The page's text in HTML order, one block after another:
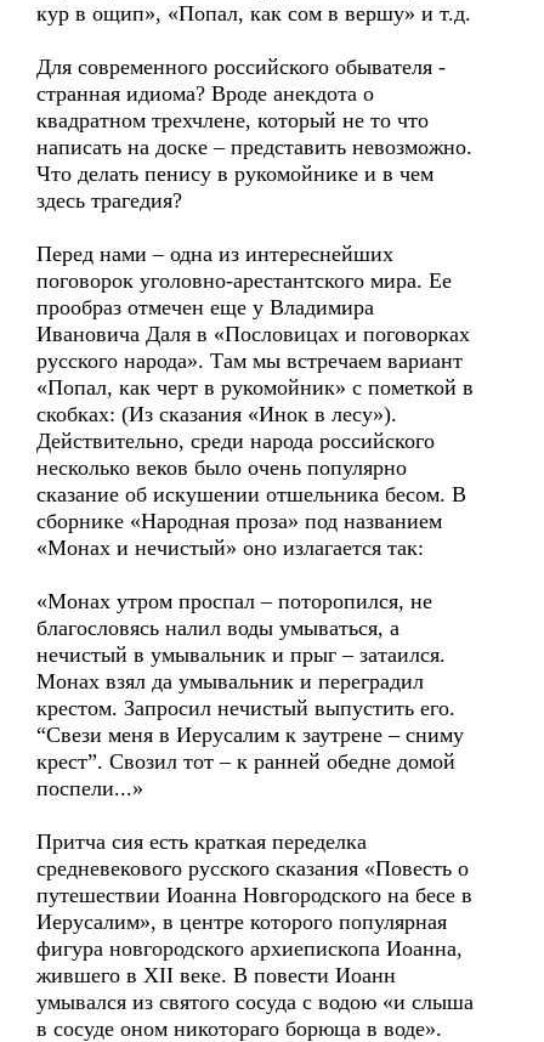
кур в ощип», «Попал, как сом в вершу» и т.д.
Для современного российского обывателя -
странная идиома? Вроде анекдота о
квадратном трехчлене, который не то что
написать на доске – представить невозможно.
Что делать пенису в рукомойнике и в чем
здесь трагедия?
Перед нами – одна из интереснейших
поговорок уголовно-арестантского мира. Ее
прообраз отмечен еще у Владимира
Ивановича Даля в «Пословицах и поговорках
русского народа». Там мы встречаем вариант
«Попал, как черт в рукомойник» с пометкой в
скобках: (Из сказания «Инок в лесу»).
Действительно, среди народа российского
несколько веков было очень популярно
сказание об искушении отшельника бесом. В
сборнике «Народная проза» под названием
«Монах и нечистый» оно излагается так:
«Монах утром проспал – поторопился, не
благословясь налил воды умываться, а
нечистый в умывальник и прыг – затаился.
Монах взял да умывальник и переградил
крестом. Запросил нечистый выпустить его.
“Свези меня в Иерусалим к заутрене – сниму
крест”. Свозил тот – к ранней обедне домой
поспели...»
Притча сия есть краткая переделка
средневекового русского сказания «Повесть о
путешествии Иоанна Новгородского на бесе в
Иерусалим», в центре которого популярная
фигура новгородского архиепископа Иоанна,
жившего в XII веке. В повести Иоанн
умывался из святого сосуда с водою «и слыша
в сосуде оном никотораго борюща в воде».